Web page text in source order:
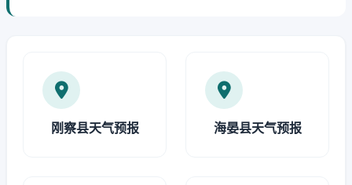
刚察县天气预报 海晏县天气预报